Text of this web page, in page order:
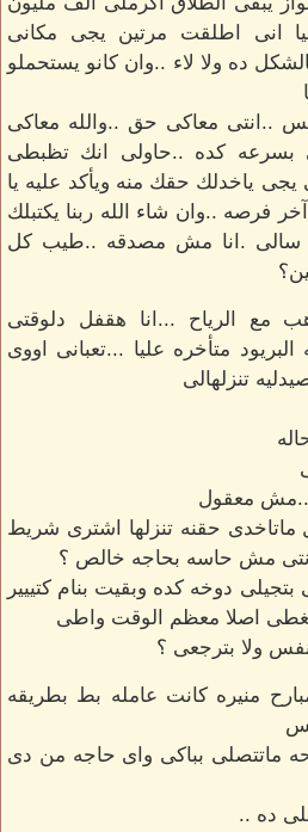
انى اطلقت مرتين يجى مكانى
ده ولا لاء ..وان كانو يستحملو
معاكى حق ..والله معاكى
كده ..حاولى انك تظبطى
ياخدلك حقك منه ويأكد عليه يا
فرصه ..وان شاء الله ربنا يكتبلك
يا سالى .انا مش مصدقه ..طيب كل
مع الرياح ...انا هقفل دلوقتى
متأخره عليا ...تعبانى اووى
تنزلهالى
..مش معقول
ماتاخدى حقنه تنزلها اشترى شريط
مش حاسه بحاجه خالص ؟
دوخه كده وبقيت بنام كتييير
اصلا معظم الوقت واطى
ولا بترجعى ؟
منيره كانت عامله بط بطريقه
ماتتصلى بباكى واى حاجه من دى
ده ..